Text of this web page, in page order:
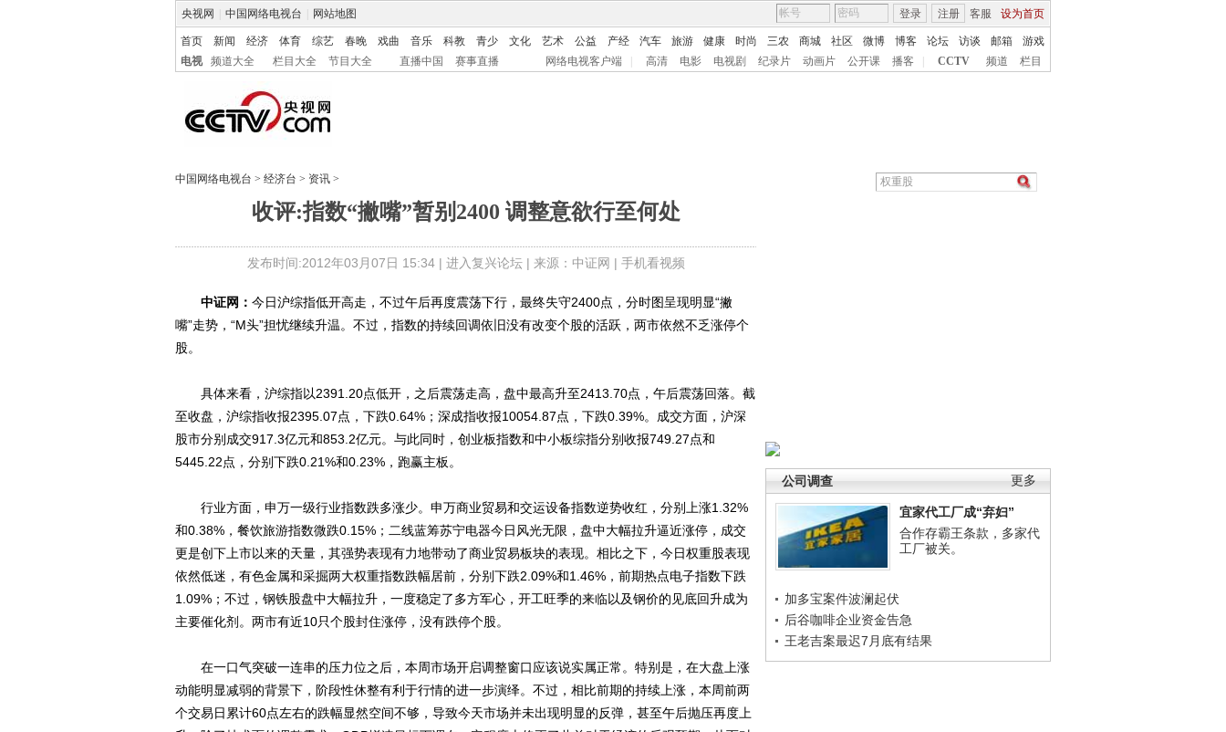
央视网 中国网络电视台 网站地图 客服 设为首页
登录 注册
首页 新闻 经济 体育 综艺 春晚 戏曲 音乐 科教 青少 文化 艺术 公益 产经 汽车 旅游 健康 时尚 三农 商城 社区 微博 博客 论坛 访谈 邮箱
游戏
电视
频道大全 栏目大全 节目大全 直播中国 赛事直播 网络电视客户端 高清 电影 电视剧 纪录片 动画片 公开课 播客 CCTV 频道 栏目
中国网络电视台 > 经济台 > 资讯 >
收评:指数“撇嘴”暂别2400 调整意欲行至何处
发布时间:2012年03月07日 15:34 | 进入复兴论坛| 来源：中证网 | 手机看视频
更多
公司调查
宜家代工厂成“弃妇”
合作存霸王条款，多家代
工厂被关。
加多宝案件波澜起伏
后谷咖啡企业资金告急
王老吉案最迟7月底有结果
中证网： 今日沪综指低开高走，不过午后再度震荡下行，最终失守2400点，分时图呈现明显“撇
嘴”走势，“M头”担忧继续升温。不过，指数的持续回调依旧没有改变个股的活跃，两市依然不乏涨停个
股。
具体来看，沪综指以2391.20点低开，之后震荡走高，盘中最高升至2413.70点，午后震荡回落。截
至收盘，沪综指收报2395.07点，下跌0.64%；深成指收报10054.87点，下跌0.39%。成交方面，沪深
股市分别成交917.3亿元和853.2亿元。与此同时，创业板指数和中小板综指分别收报749.27点和
5445.22点，分别下跌0.21%和0.23%，跑赢主板。
行业方面，申万一级行业指数跌多涨少。申万商业贸易和交运设备指数逆势收红，分别上涨1.32%
和0.38%，餐饮旅游指数微跌0.15%；二线蓝筹苏宁电器今日风光无限，盘中大幅拉升逼近涨停，成交
更是创下上市以来的天量，其强势表现有力地带动了商业贸易板块的表现。相比之下，今日权重股表现
依然低迷，有色金属和采掘两大权重指数跌幅居前，分别下跌2.09%和1.46%，前期热点电子指数下跌
1.09%；不过，钢铁股盘中大幅拉升，一度稳定了多方军心，开工旺季的来临以及钢价的见底回升成为
主要催化剂。两市有近10只个股封住涨停，没有跌停个股。
在一口气突破一连串的压力位之后，本周市场开启调整窗口应该说实属正常。特别是，在大盘上涨
动能明显减弱的背景下，阶段性休整有利于行情的进一步演绎。不过，相比前期的持续上涨，本周前两
个交易日累计60点左右的跌幅显然空间不够，导致今天市场并未出现明显的反弹，甚至午后抛压再度上